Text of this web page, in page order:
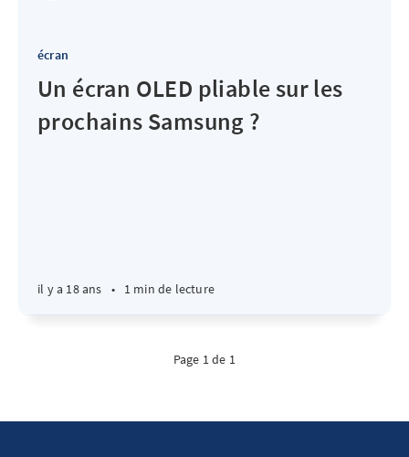
écran
Un écran OLED pliable sur les
prochains Samsung ?
il y a 18 ans • 1 min de lecture
Page 1 de 1